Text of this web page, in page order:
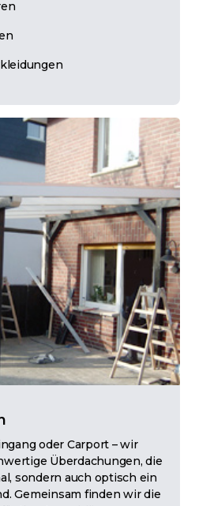
oder Carport – wir
Überdachungen, die
sondern auch optisch ein
Gemeinsam finden wir die